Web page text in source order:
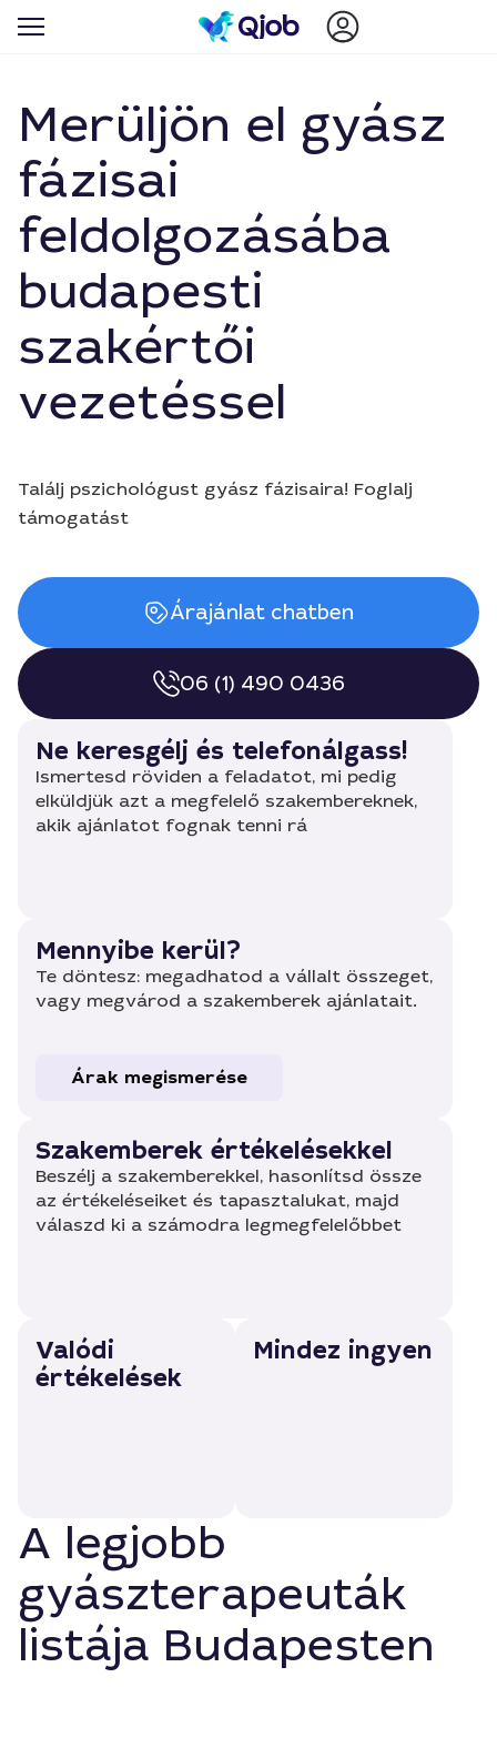
Merüljön el gyász
fázisai
feldolgozásába
budapesti
szakértői
vezetéssel
Találj pszichológust gyász fázisaira! Foglalj
támogatást
Árajánlat chatben
06 (1) 490 0436
Ne keresgélj és telefonálgass!
Ismertesd röviden a feladatot, mi pedig
elküldjük azt a megfelelő szakembereknek,
akik ajánlatot fognak tenni rá
Mennyibe kerül?
Te döntesz: megadhatod a vállalt összeget,
vagy megvárod a szakemberek ajánlatait.
Árak megismerése
Szakemberek értékelésekkel
Beszélj a szakemberekkel, hasonlítsd össze
az értékeléseiket és tapasztalukat, majd
válaszd ki a számodra legmegfelelőbbet
Valódi
értékelések
Mindez ingyen
A legjobb
gyászterapeuták
listája Budapesten